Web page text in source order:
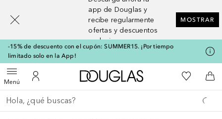
app de Douglas y
recibe regularmente
ofertas y descuentos
exclusivos
MOSTRAR
-15% de descuento con el cupón: SUMMER15. ¡Por tiempo
limitado solo en la App!
MenúAbrir menúMi cuenta
A Douglas HomeMi lista de
A
Regresar
Ejecutar búsqueda
[navigation.slideout.screenreader]